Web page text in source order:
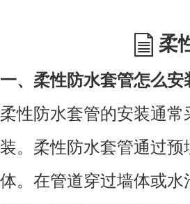
柔
一、柔性防水套管怎么安
柔性防水套管的安装通
装。柔性防水套管通过
体。在管道穿过墙体或